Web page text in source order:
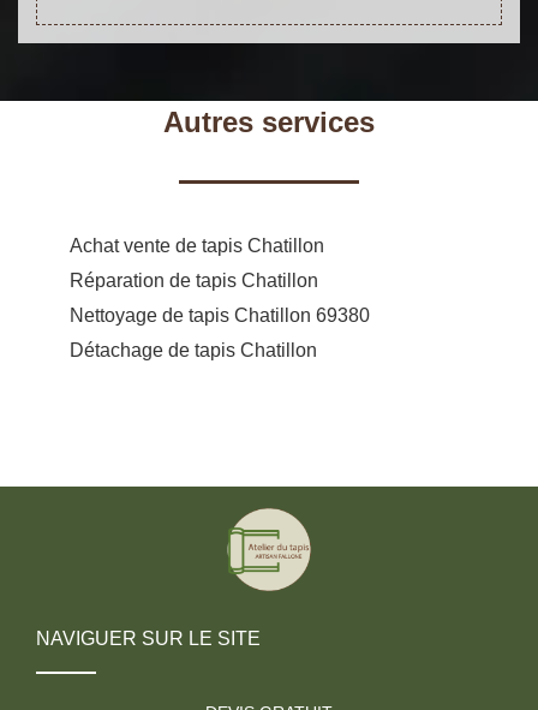
Autres services
Achat vente de tapis Chatillon
Réparation de tapis Chatillon
Nettoyage de tapis Chatillon 69380
Détachage de tapis Chatillon
NAVIGUER SUR LE SITE